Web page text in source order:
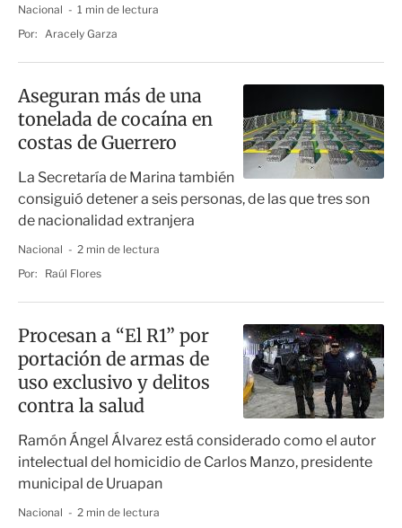
Nacional
1 min de lectura
Por:
Aracely Garza
Aseguran más de una
tonelada de cocaína en
costas de Guerrero
La Secretaría de Marina también
consiguió detener a seis personas, de las que tres son
de nacionalidad extranjera
Nacional
2 min de lectura
Por:
Raúl Flores
Procesan a “El R1” por
portación de armas de
uso exclusivo y delitos
contra la salud
Ramón Ángel Álvarez está considerado como el autor
intelectual del homicidio de Carlos Manzo, presidente
municipal de Uruapan
Nacional
2 min de lectura